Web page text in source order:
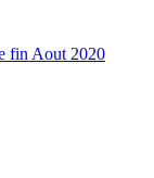
fin Aout 2020